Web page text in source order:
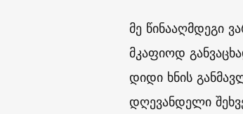
მე წინააღმდეგი
მკაფიოდ
დიდი ხნის
დღევანდელი